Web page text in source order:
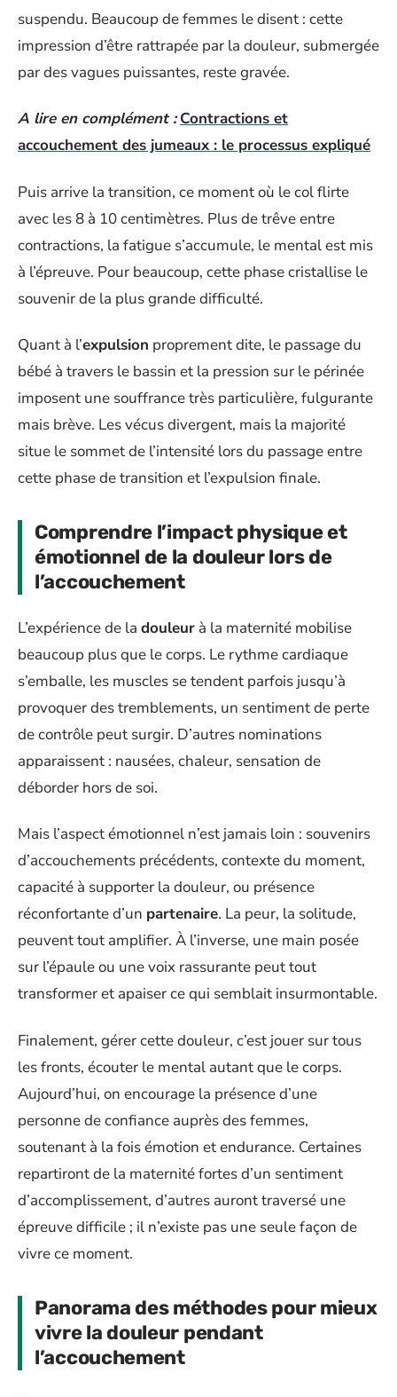
suspendu. Beaucoup de femmes le disent : cette
impression d’être rattrapée par la douleur, submergée
par des vagues puissantes, reste gravée.
A lire en complément : Contractions et
accouchement des jumeaux : le processus expliqué
Puis arrive la transition, ce moment où le col flirte
avec les 8 à 10 centimètres. Plus de trêve entre
contractions, la fatigue s’accumule, le mental est mis
à l’épreuve. Pour beaucoup, cette phase cristallise le
souvenir de la plus grande difficulté.
Quant à l’expulsion proprement dite, le passage du
bébé à travers le bassin et la pression sur le périnée
imposent une souffrance très particulière, fulgurante
mais brève. Les vécus divergent, mais la majorité
situe le sommet de l’intensité lors du passage entre
cette phase de transition et l’expulsion finale.
Comprendre l’impact physique et
émotionnel de la douleur lors de
l’accouchement
L’expérience de la douleur à la maternité mobilise
beaucoup plus que le corps. Le rythme cardiaque
s’emballe, les muscles se tendent parfois jusqu’à
provoquer des tremblements, un sentiment de perte
de contrôle peut surgir. D’autres nominations
apparaissent : nausées, chaleur, sensation de
déborder hors de soi.
Mais l’aspect émotionnel n’est jamais loin : souvenirs
d’accouchements précédents, contexte du moment,
capacité à supporter la douleur, ou présence
réconfortante d’un partenaire. La peur, la solitude,
peuvent tout amplifier. À l’inverse, une main posée
sur l’épaule ou une voix rassurante peut tout
transformer et apaiser ce qui semblait insurmontable.
Finalement, gérer cette douleur, c’est jouer sur tous
les fronts, écouter le mental autant que le corps.
Aujourd’hui, on encourage la présence d’une
personne de confiance auprès des femmes,
soutenant à la fois émotion et endurance. Certaines
repartiront de la maternité fortes d’un sentiment
d’accomplissement, d’autres auront traversé une
épreuve difficile ; il n’existe pas une seule façon de
vivre ce moment.
Panorama des méthodes pour mieux
vivre la douleur pendant
l’accouchement